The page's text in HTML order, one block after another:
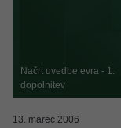
Načrt uvedbe evra - 1.
dopolnitev
13. marec 2006